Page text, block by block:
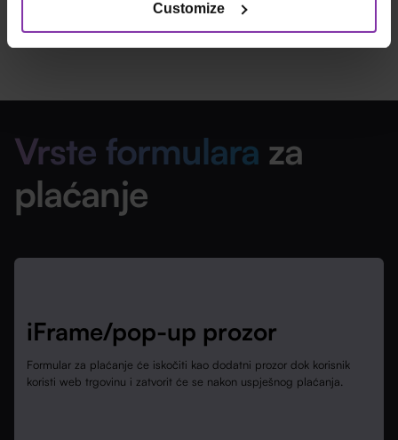
Customize
Vrste formulara za
plaćanje
iFrame/pop-up prozor
Formular za plaćanje će iskočiti kao dodatni prozor dok korisnik
koristi web trgovinu i zatvorit će se nakon uspješnog plaćanja.